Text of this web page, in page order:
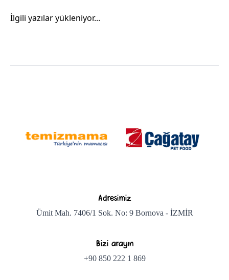
İlgili yazılar yükleniyor...
Adresimiz
Ümit Mah. 7406/1 Sok. No: 9 Bornova - İZMİR
Bizi arayın
+90 850 222 1 869